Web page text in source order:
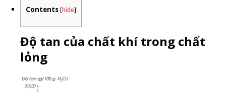
Contents [hide]
Độ tan của chất khí trong chất
lỏng